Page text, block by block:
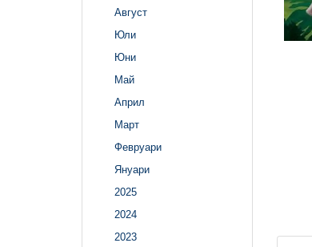
Август
Юли
Юни
Май
Април
Март
Февруари
Януари
2025
2024
2023